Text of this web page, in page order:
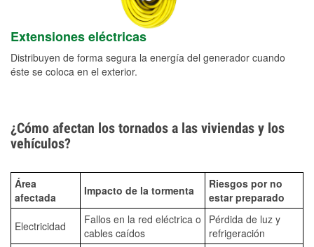
Extensiones eléctricas
Distribuyen de forma segura la energía del generador cuando
éste se coloca en el exterior.
¿Cómo afectan los tornados a las viviendas y los
vehículos?
Área
afectada
Impacto de la tormenta
Riesgos por no
estar preparado
Electricidad
Fallos en la red eléctrica o
cables caídos
Pérdida de luz y
refrigeración